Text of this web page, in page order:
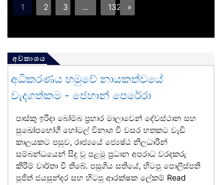
1 2 3 … 132 »
අවකාශය
අධිකරණය හමුවේ නායකත්වයේ
වැදගත්කම - ජෙහාන් පෙරේරා
පාස්කු ඉරිදා බෝම්බ ප්‍රහාර මාලාවෙන් දේවස්ථාන සහ
සුඛෝපභෝගී හෝටල් විනාශ වී වසර හතකට වැඩි
කාලයකට පසුව, රාජ්‍යයේ ජ්‍යෙෂ්ඨ නිලධාරීන්
සම්බන්ධයෙන් සිදු වූ පළමු ප්‍රධාන අපරාධ වරදකරු
කිරීම් වාර්තා වී තිබේ. පසුගිය සතියේ, හිටපු පොලිස්පති
පූජිත් ජයසුන්දර සහ හිටපු ආරක්ෂක ලේකම් Read